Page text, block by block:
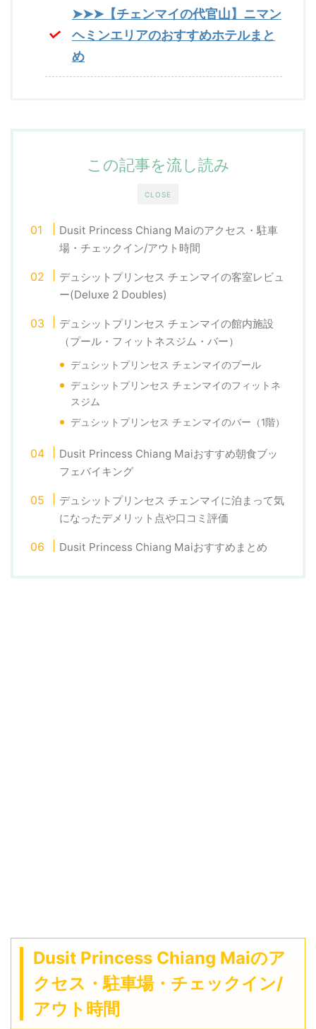
➤➤➤【チェンマイの代官山】ニマン
ヘミンエリアのおすすめホテルまと
め
CLOSE
この記事を流し読み
Dusit Princess Chiang Maiのアクセス・駐車
場・チェックイン/アウト時間
デュシットプリンセス チェンマイの客室レビュ
ー(Deluxe 2 Doubles)
デュシットプリンセス チェンマイの館内施設
（プール・フィットネスジム・バー）
デュシットプリンセス チェンマイのプール
デュシットプリンセス チェンマイのフィットネ
スジム
デュシットプリンセス チェンマイのバー（1階）
Dusit Princess Chiang Maiおすすめ朝食ブッ
フェバイキング
デュシットプリンセス チェンマイに泊まって気
になったデメリット点や口コミ評価
Dusit Princess Chiang Maiおすすめまとめ
Dusit Princess Chiang Maiのア
クセス・駐車場・チェックイン/
アウト時間